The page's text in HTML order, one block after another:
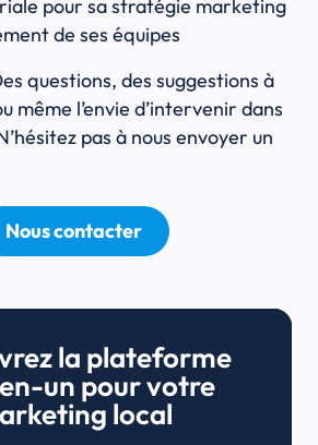
pour sa stratégie marketing
de ses équipes
questions, des suggestions à
même l’envie d’intervenir dans
pas à nous envoyer un
Nous contacter
la plateforme
un pour votre
local